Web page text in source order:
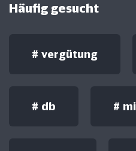
Häufig gesucht
# vergütung
# db #